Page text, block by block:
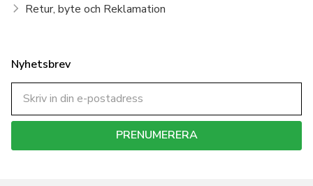
Retur, byte och Reklamation
Nyhetsbrev
PRENUMERERA